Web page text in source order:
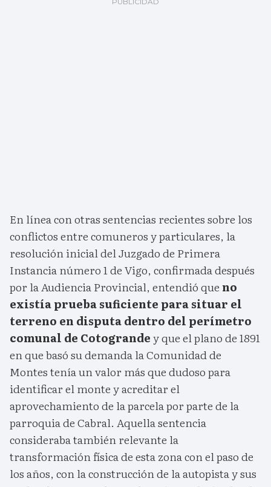
En línea con otras sentencias recientes sobre los
conflictos entre comuneros y particulares, la
resolución inicial del Juzgado de Primera
Instancia número 1 de Vigo, confirmada después
por la Audiencia Provincial, entendió que no
existía prueba suficiente para situar el
terreno en disputa dentro del perímetro
comunal de Cotograndey que el plano de 1891
en que basó su demanda la Comunidad de
Montes tenía un valor más que dudoso para
identificar el monte y acreditar el
aprovechamiento de la parcela por parte de la
parroquia de Cabral. Aquella sentencia
consideraba también relevante la
transformación física de esta zona con el paso de
los años, con la construcción de la autopista y sus